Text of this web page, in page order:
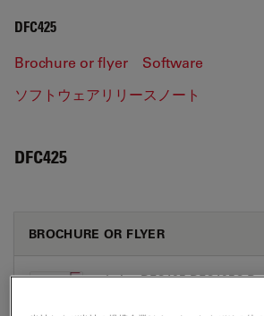
DFC425
Brochure or flyer
Software
ソフトウェアリリースノート
DFC425
BROCHURE OR FLYER
Leica DFC425 DFC425C